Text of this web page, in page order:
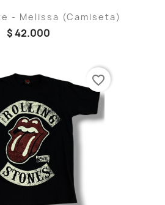
- Melissa (Camiseta)
$ 42.000
favorite_border